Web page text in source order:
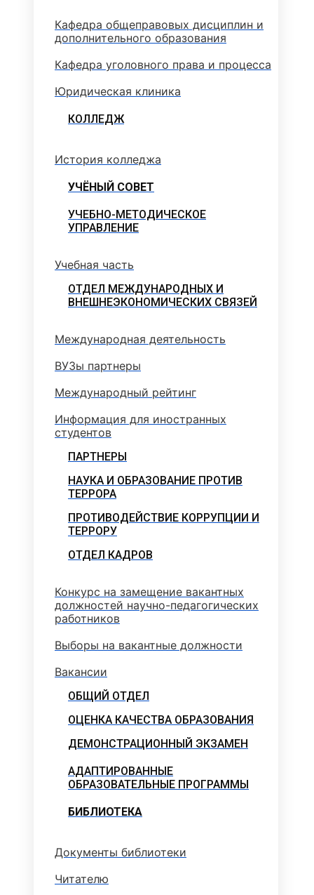
Кафедра общеправовых дисциплин и
дополнительного образования
Кафедра уголовного права и процесса
Юридическая клиника
КОЛЛЕДЖ
История колледжа
УЧЁНЫЙ СОВЕТ
УЧЕБНО-МЕТОДИЧЕСКОЕ
УПРАВЛЕНИЕ
Учебная часть
ОТДЕЛ МЕЖДУНАРОДНЫХ И
ВНЕШНЕЭКОНОМИЧЕСКИХ СВЯЗЕЙ
Международная деятельность
ВУЗы партнеры
Международный рейтинг
Информация для иностранных
студентов
ПАРТНЕРЫ
НАУКА И ОБРАЗОВАНИЕ ПРОТИВ
ТЕРРОРА
ПРОТИВОДЕЙСТВИЕ КОРРУПЦИИ И
ТЕРРОРУ
ОТДЕЛ КАДРОВ
Конкурс на замещение вакантных
должностей научно-педагогических
работников
Выборы на вакантные должности
Вакансии
ОБЩИЙ ОТДЕЛ
ОЦЕНКА КАЧЕСТВА ОБРАЗОВАНИЯ
ДЕМОНСТРАЦИОННЫЙ ЭКЗАМЕН
АДАПТИРОВАННЫЕ
ОБРАЗОВАТЕЛЬНЫЕ ПРОГРАММЫ
БИБЛИОТЕКА
Документы библиотеки
Читателю